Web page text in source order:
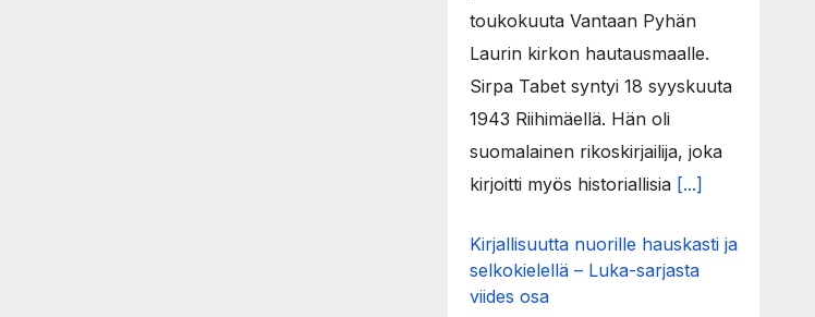
toukokuuta Vantaan Pyhän
Laurin kirkon hautausmaalle.
Sirpa Tabet syntyi 18 syyskuuta
1943 Riihimäellä. Hän oli
suomalainen rikoskirjailija, joka
kirjoitti myös historiallisia [...]
Kirjallisuutta nuorille hauskasti ja
selkokielellä – Luka-sarjasta
viides osa